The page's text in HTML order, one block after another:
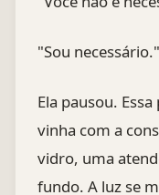
"Sou necessário."
Ela pausou.
vinha com a
vidro, uma
fundo. A luz se